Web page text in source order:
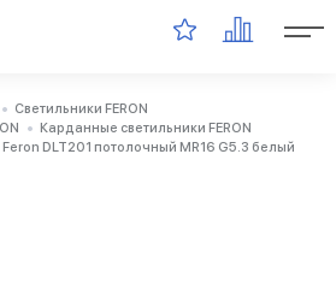
Светильники FERON
Карданные светильники FERON
DLT201 потолочный MR16 G5.3 белый